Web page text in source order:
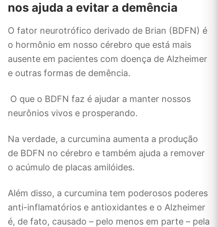
nos ajuda a evitar a demência
O fator neurotrófico derivado de Brian (BDFN) é
o hormônio em nosso cérebro que está mais
ausente em pacientes com doença de Alzheimer
e outras formas de demência.
O que o BDFN faz é ajudar a manter nossos
neurônios vivos e prosperando.
Na verdade, a curcumina aumenta a produção
de BDFN no cérebro e também ajuda a remover
o acúmulo de placas amilóides.
Além disso, a curcumina tem poderosos poderes
anti-inflamatórios e antioxidantes e o Alzheimer
é, de fato, causado – pelo menos em parte – pela